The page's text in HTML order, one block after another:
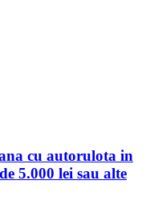
cu autorulota in
5.000 lei sau alte